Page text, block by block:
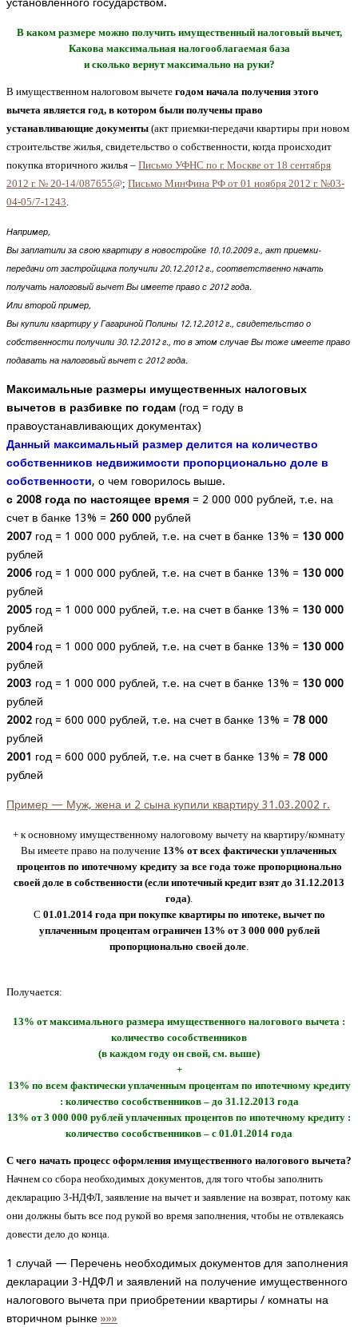
В каком размере можно получить имущественный налоговый вычет,
Какова максимальная налогооблагаемая база
и сколько вернут максимально на руки?
В имущественном налоговом вычете годом начала получения этого
вычета является год, в котором были получены право
устанавливающие документы (акт приемки-передачи квартиры при новом
строительстве жилья, свидетельство о собственности, когда происходит
покупка вторичного жилья – Письмо УФНС по г. Москве от 18 сентября
2012 г. № 20-14/087655@; Письмо МинФина РФ от 01 ноября 2012 г. №03-
04-05/7-1243
Например,
Вы заплатили за свою квартиру в новостройке 10.10.2009 г., акт приемки-
передачи от застройщика получили 20.12.2012 г., соответственно начать
получать налоговый вычет Вы имеете право с 2012 года.
Или второй пример,
Вы купили квартиру у Гагариной Полины 12.12.2012 г., свидетельство о
собственности получили 30.12.2012 г., то в этом случае Вы тоже имеете право
подавать на налоговый вычет с 2012 года.
Максимальные размеры имущественных налоговых
вычетов в разбивке по годам (год = году в
правоустанавливающих документах)
Данный максимальный размер делится на количество
собственников недвижимости пропорционально доле в
собственности, о чем говорилось выше.
с 2008 года по настоящее время = 2 000 000 рублей, т.е. на
счет в банке 13% = 260 000 рублей
2007 год = 1 000 000 рублей, т.е. на счет в банке 13% = 130 000
рублей
2006 год = 1 000 000 рублей, т.е. на счет в банке 13% = 130 000
рублей
2005 год = 1 000 000 рублей, т.е. на счет в банке 13% = 130 000
рублей
2004год = 1 000 000 рублей, т.е. на счет в банке 13% = 130 000
рублей
2003 год = 1 000 000 рублей, т.е. на счет в банке 13% = 130 000
рублей
2002 год = 600 000 рублей, т.е. на счет в банке 13% = 78 000
рублей
2001 год = 600 000 рублей, т.е. на счет в банке 13% = 78 000
рублей
Пример — Муж, жена и 2 сына купили квартиру 31.03.2002 г.
+ к основному имущественному налоговому вычету на квартиру/комнату
Вы имеете право на получение 13% от всех фактически уплаченных
процентов по ипотечному кредиту за все года тоже пропорционально
своей доле в собственности (если ипотечный кредит взят до 31.12.2013
года)
С 01.01.2014 года при покупке квартиры по ипотеке, вычет по
уплаченным процентам ограничен 13% от 3 000 000 рублей
пропорционально своей доле
Получается:
13% от максимального размера имущественного налогового вычета :
количество сособственников
(в каждом году он свой, см. выше)
+
13% по всем фактически уплаченным процентам по ипотечному кредиту
: количество сособственников– до 31.12.2013 года
13% от 3 000 000 рублей уплаченных процентов по ипотечному кредиту :
количество сособственников – с 01.01.2014 года
С чего начать процесс оформления имущественного налогового вычета?
Начнем со сбора необходимых документов, для того чтобы заполнить
декларацию 3-НДФЛ, заявление на вычет и заявление на возврат, потому как
они должны быть все под рукой во время заполнения, чтобы не отвлекаясь
довести дело до конца.
1 случай — Перечень необходимых документов для заполнения
декларации 3-НДФЛ и заявлений на получение имущественного
налогового вычета при приобретении квартиры / комнаты на
вторичном рынке »»»